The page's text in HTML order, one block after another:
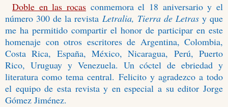
Doble en las rocas conmemora el 18 aniversario y el
número 300 de la revista Letralia, Tierra de Letras y que
me ha permitido compartir el honor de participar en este
homenaje con otros escritores de Argentina, Colombia,
Costa Rica, España, México, Nicaragua, Perú, Puerto
Rico, Uruguay y Venezuela. Un cóctel de ebriedad y
literatura como tema central. Felicito y agradezco a todo
el equipo de esta revista y en especial a su editor Jorge
Gómez Jiménez.